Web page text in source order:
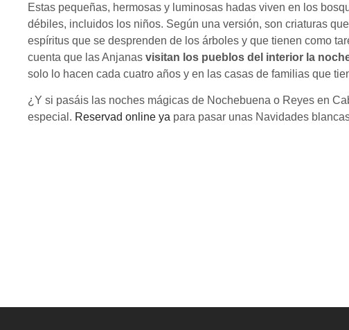
Estas pequeñas, hermosas y luminosas hadas viven en los
débiles, incluidos los niños. Según una versión, son criaturas
espíritus que se desprenden de los árboles y que tienen como
cuenta que las Anjanas visitan los pueblos del interior la
solo lo hacen cada cuatro años y en las casas de familias que
¿Y si pasáis las noches mágicas de Nochebuena o Reyes en
especial. Reservad online ya para pasar unas Navidades